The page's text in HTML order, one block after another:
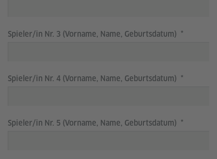
Spieler/in Nr. 3 (Vorname, Name, Geburtsdatum)
Spieler/in Nr. 4 (Vorname, Name, Geburtsdatum)
Spieler/in Nr. 5 (Vorname, Name, Geburtsdatum)